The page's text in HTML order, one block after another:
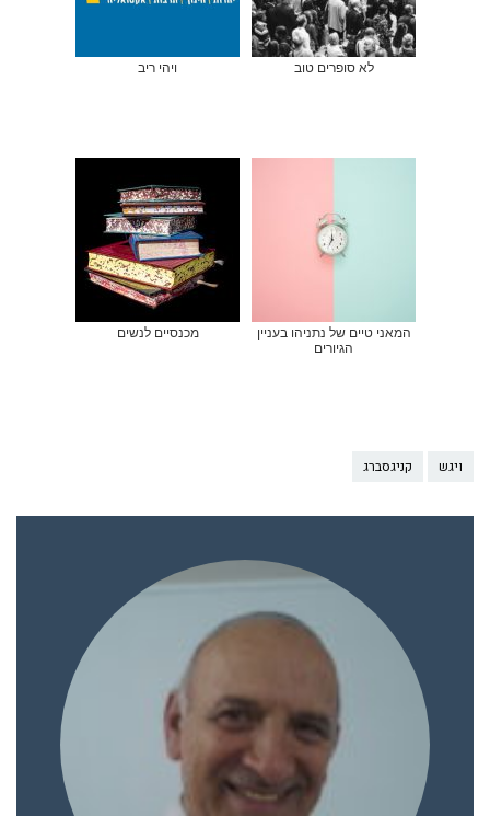
לא סופרים טוב ויהי ריב
המאני טיים של נתניהו בעניין
הגיורים
מכנסיים לנשים
ויגש קניגסברג